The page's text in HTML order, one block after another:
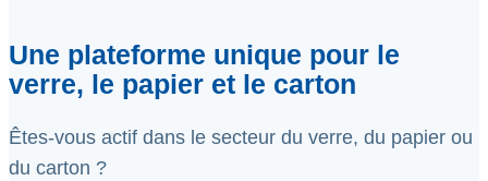
Une plateforme unique pour le
verre, le papier et le carton
Êtes-vous actif dans le secteur du verre, du papier ou
du carton ?